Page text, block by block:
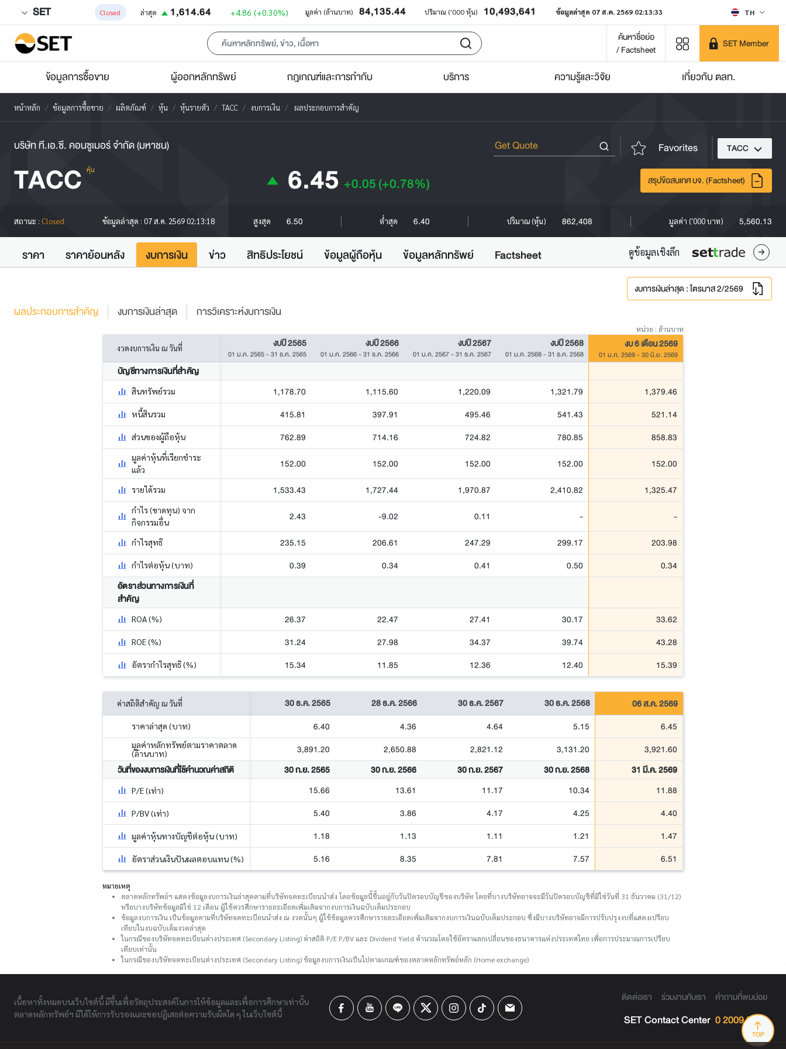
SET Closed ล่าสุด 1,614.64 +4.86 (+0.30%) มูลค่า (ล้านบาท) 84,135.44 ปริมาณ ('000 หุ้น) 10,493,641 ข้อมูลล่าสุด 07 ส.ค. 2569 02:13:33 TH
ค้นหาชื่อย่อ
/ Factsheet
SET Member
ข้อมูลการซื้อขาย ผู้ออกหลักทรัพย์ กฎเกณฑ์และการกำกับ บริการ ความรู้และวิจัย เกี่ยวกับ ตลท.
หน้าหลัก ข้อมูลการซื้อขาย ผลิตภัณฑ์ หุ้น หุ้นรายตัว TACC งบการเงิน ผลประกอบการสำคัญ
บริษัท ที.เอ.ซี. คอนซูเมอร์ จำกัด (มหาชน) Favorites TACC
TACC หุ้น 6.45 +0.05(+0.78%) สรุปข้อสนเทศ บจ. (Factsheet)
สถานะ : Closed ข้อมูลล่าสุด :07 ส.ค. 2569 02:13:18 สูงสุด 6.50 ต่ำสุด 6.40 ปริมาณ (หุ้น) 862,408 มูลค่า ('000 บาท) 5,560.13
ราคา ราคาย้อนหลัง งบการเงิน ข่าว สิทธิประโยชน์ ข้อมูลผู้ถือหุ้น ข้อมูลหลักทรัพย์ Factsheet ดูข้อมูลเชิงลึก
งบการเงินล่าสุด : ไตรมาส 2/2569
ผลประกอบการสำคัญ งบการเงินล่าสุด การวิเคราะห์งบการเงิน
หน่วย : ล้านบาท
งวดงบการเงิน ณ วันที่ งบปี 2565
01 ม.ค. 2565 - 31 ธ.ค. 2565
งบปี 2566
01 ม.ค. 2566 - 31 ธ.ค. 2566
งบปี 2567
01 ม.ค. 2567 - 31 ธ.ค. 2567
งบปี 2568
01 ม.ค. 2568 - 31 ธ.ค. 2568
งบ 6 เดือน 2569
01 ม.ค. 2569 - 30 มิ.ย. 2569
บัญชีทางการเงินที่สำคัญ
สินทรัพย์รวม 1,178.70 1,115.60 1,220.09 1,321.79 1,379.46
หนี้สินรวม 415.81 397.91 495.46 541.43 521.14
ส่วนของผู้ถือหุ้น 762.89 714.16 724.82 780.85 858.83
มูลค่าหุ้นที่เรียกชำระ
แล้ว
152.00 152.00 152.00 152.00 152.00
รายได้รวม 1,533.43 1,727.44 1,970.87 2,410.82 1,325.47
กำไร (ขาดทุน) จาก
กิจกรรมอื่น
2.43 -9.02 0.11 - -
กำไรสุทธิ 235.15 206.61 247.29 299.17 203.98
กำไรต่อหุ้น (บาท) 0.39 0.34 0.41 0.50
0.34
อัตราส่วนทางการเงินที่
สำคัญ
ROA (%) 26.37 22.47 27.41 30.17 33.62
ROE (%) 31.24 27.98 34.37 39.74 43.28
อัตรากำไรสุทธิ (%) 15.34 11.85 12.36 12.40 15.39
ค่าสถิติสำคัญ ณ วันที่ 30 ธ.ค. 2565 28 ธ.ค. 2566 30 ธ.ค. 2567 30 ธ.ค. 2568 06 ส.ค. 2569
ราคาล่าสุด (บาท) 6.40 4.36 4.64 5.15 6.45
มูลค่าหลักทรัพย์ตามราคาตลาด
(ล้านบาท)
3,891.20 2,650.88 2,821.12 3,131.20
3,921.60
วันที่ของงบการเงินที่ใช้คำนวณค่าสถิติ
30 ก.ย. 2565 30 ก.ย. 2566 30 ก.ย. 2567 30 ก.ย. 2568 31 มี.ค. 2569
P/E (เท่า) 15.66 13.61 11.17 10.34 11.88
P/BV (เท่า) 5.40 3.86 4.17 4.25 4.40
มูลค่าหุ้นทางบัญชีต่อหุ้น (บาท) 1.18 1.13 1.11 1.21 1.47
อัตราส่วนเงินปันผลตอบแทน (%) 5.16 8.35 7.81 7.57 6.51
หมายเหตุ
ตลาดหลักทรัพย์ฯ แสดงข้อมูลงบการเงินล่าสุดตามที่บริษัทจดทะเบียนนำส่ง โดยข้อมูลนี้ขึ้นอยู่กับวันปิดรอบบัญชีของบริษัท โดยที่บางบริษัทอาจจะมีวันปิดรอบบัญชีที่มิใช่วันที่ 31 ธันวาคม (31/12)
หรือบางบริษัทข้อมูลมิใช่ 12 เดือน ผู้ใช้ควรศึกษารายละเอียดเพิ่มเติมจากงบการเงินฉบับเต็มประกอบ
ข้อมูลงบการเงิน เป็นข้อมูลตามที่บริษัทจดทะเบียนนำส่ง ณ งวดนั้นๆ ผู้ใช้ข้อมูลควรศึกษารายละเอียดเพิ่มเติมจากงบการเงินฉบับเต็มประกอบ ซึ่งมีบางบริษัทอาจมีการปรับปรุงงบที่แสดงเปรียบ
เทียบในงบฉบับเต็มงวดล่าสุด
ในกรณีของบริษัทจดทะเบียนต่างประเทศ (Secondary Listing) ค่าสถิติ P/E P/BV และ Dividend Yield คำนวณโดยใช้อัตราแลกเปลี่ยนของธนาคารแห่งประเทศไทย เพื่อการประมาณการเปรียบ
เทียบเท่านั้น
ในกรณีของบริษัทจดทะเบียนต่างประเทศ (Secondary Listing) ข้อมูลงบการเงินเป็นไปตามเกณฑ์ของตลาดหลักทรัพย์หลัก (Home exchange)
TOP
เนื้อหาทั้งหมดบนเว็บไซต์นี้ มีขึ้นเพื่อวัตถุประสงค์ในการให้ข้อมูลและเพื่อการศึกษาเท่านั้น
ตลาดหลักทรัพย์ฯ มิได้ให้การรับรองและขอปฏิเสธต่อความรับผิดใด ๆ ในเว็บไซต์นี้
ติดต่อเรา ร่วมงานกับเรา คำถามที่พบบ่อย
SET Contact Center 0 2009 9999